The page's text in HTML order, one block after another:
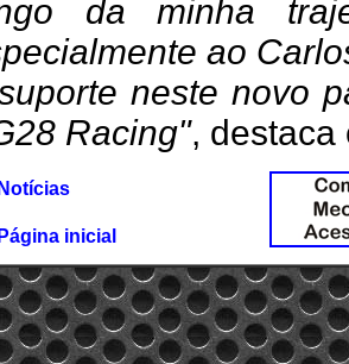
da minha
ao
neste novo
Racing", destaca
Notícias
Página inicial